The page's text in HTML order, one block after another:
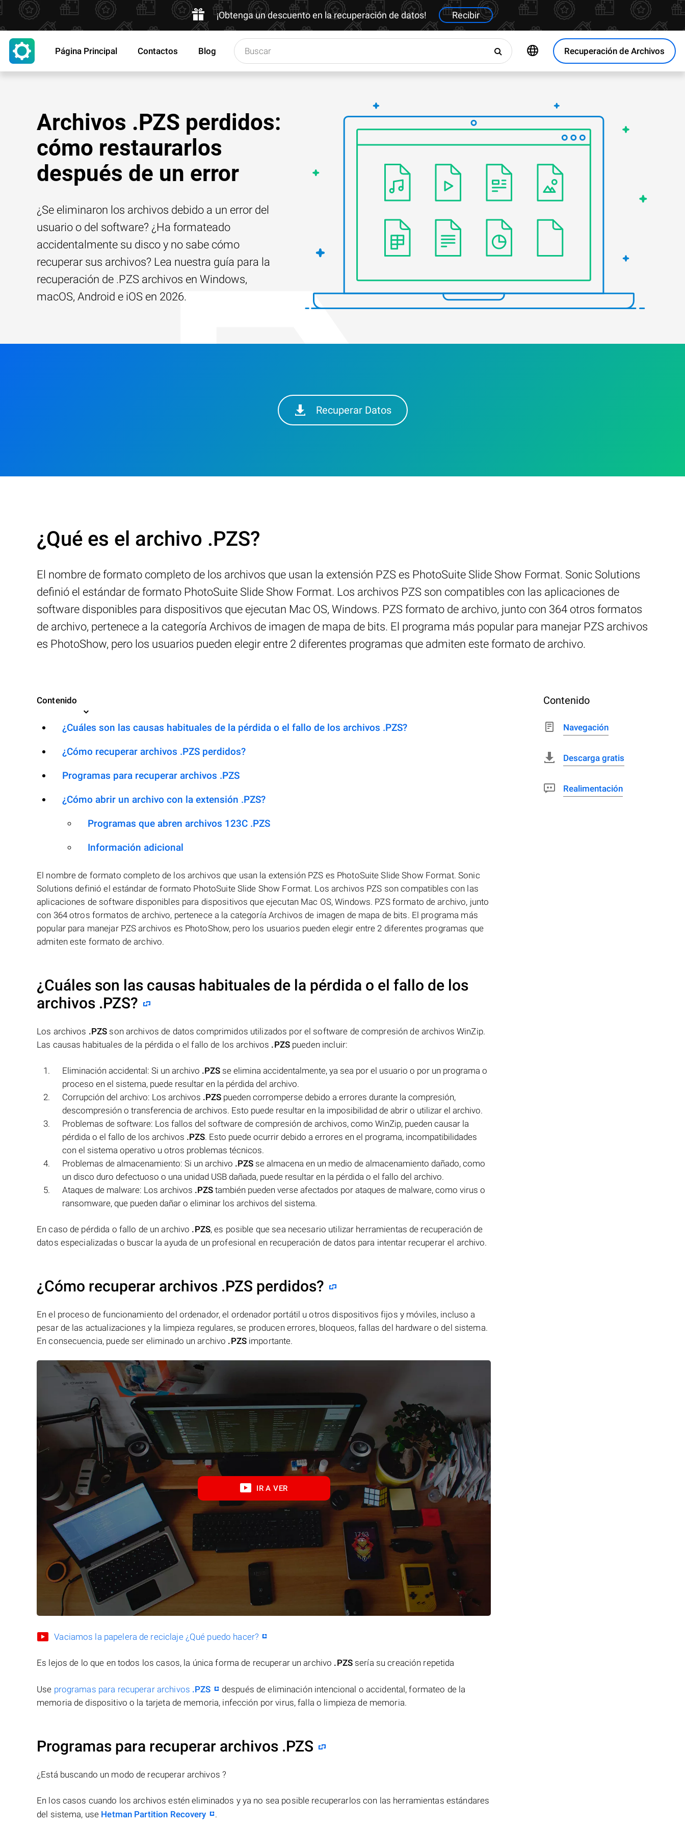
¡Obtenga un descuento en la recuperación de datos! Recibir
Recuperación de Archivos
Página Principal Contactos Blog
Archivos .PZS perdidos:
cómo restaurarlos
después de un error
¿Se eliminaron los archivos debido a un error del
usuario o del software? ¿Ha formateado
accidentalmente su disco y no sabe cómo
recuperar sus archivos? Lea nuestra guía para la
recuperación de .PZS archivos en Windows,
macOS, Android e iOS en 2026.
Recuperar Datos
¿Qué es el archivo .PZS?
El nombre de formato completo de los archivos que usan la extensión PZS es PhotoSuite Slide Show Format. Sonic Solutions
definió el estándar de formato PhotoSuite Slide Show Format. Los archivos PZS son compatibles con las aplicaciones de
software disponibles para dispositivos que ejecutan Mac OS, Windows. PZS formato de archivo, junto con 364 otros formatos
de archivo, pertenece a la categoría Archivos de imagen de mapa de bits. El programa más popular para manejar PZS archivos
es PhotoShow, pero los usuarios pueden elegir entre 2 diferentes programas que admiten este formato de archivo.
Contenido
¿Cuáles son las causas habituales de la pérdida o el fallo de los archivos .PZS?
¿Cómo recuperar archivos .PZS perdidos?
Programas para recuperar archivos .PZS
¿Cómo abrir un archivo con la extensión .PZS?
Programas que abren archivos 123C .PZS
Información adicional
El nombre de formato completo de los archivos que usan la extensión PZS es PhotoSuite Slide Show Format. Sonic
Solutions definió el estándar de formato PhotoSuite Slide Show Format. Los archivos PZS son compatibles con las
aplicaciones de software disponibles para dispositivos que ejecutan Mac OS, Windows. PZS formato de archivo, junto
con 364 otros formatos de archivo, pertenece a la categoría Archivos de imagen de mapa de bits. El programa más
popular para manejar PZS archivos es PhotoShow, pero los usuarios pueden elegir entre 2 diferentes programas que
admiten este formato de archivo.
¿Cuáles son las causas habituales de la pérdida o el fallo de los
archivos .PZS?
Los archivos .PZS son archivos de datos comprimidos utilizados por el software de compresión de archivos WinZip.
Las causas habituales de la pérdida o el fallo de los archivos .PZSpueden incluir:
Eliminación accidental: Si un archivo .PZS se elimina accidentalmente, ya sea por el usuario o por un programa o
proceso en el sistema, puede resultar en la pérdida del archivo.
Corrupción del archivo: Los archivos .PZS pueden corromperse debido a errores durante la compresión,
descompresión o transferencia de archivos. Esto puede resultar en la imposibilidad de abrir o utilizar el archivo.
Problemas de software: Los fallos del software de compresión de archivos, como WinZip, pueden causar la
pérdida o el fallo de los archivos .PZS. Esto puede ocurrir debido a errores en el programa, incompatibilidades
con el sistema operativo u otros problemas técnicos.
Problemas de almacenamiento: Si un archivo .PZS se almacena en un medio de almacenamiento dañado, como
un disco duro defectuoso o una unidad USB dañada, puede resultar en la pérdida o el fallo del archivo.
Ataques de malware: Los archivos .PZS también pueden verse afectados por ataques de malware, como virus o
ransomware, que pueden dañar o eliminar los archivos del sistema.
En caso de pérdida o fallo de un archivo .PZS, es posible que sea necesario utilizar herramientas de recuperación de
datos especializadas o buscar la ayuda de un profesional en recuperación de datos para intentar recuperar el archivo.
¿Cómo recuperar archivos .PZS perdidos?
En el proceso de funcionamiento del ordenador, el ordenador portátil u otros dispositivos fijos y móviles, incluso a
pesar de las actualizaciones y la limpieza regulares, se producen errores, bloqueos, fallas del hardware o del sistema.
En consecuencia, puede ser eliminado un archivo .PZSimportante.
IR A VER
Vaciamos la papelera de reciclaje ¿Qué puedo hacer?
Es lejos de lo que en todos los casos, la única forma de recuperar un archivo .PZSsería su creación repetida
Use programas para recuperar archivos .PZS
después de eliminación intencional o accidental, formateo de la
memoria de dispositivo o la tarjeta de memoria, infección por virus, falla o limpieza de memoria.
Programas para recuperar archivos .PZS
¿Está buscando un modo de recuperar archivos ?
En los casos cuando los archivos estén eliminados y ya no sea posible recuperarlos con las herramientas estándares
del sistema, use Hetman Partition Recovery .
Contenido
Navegación
Descarga gratis
Realimentación